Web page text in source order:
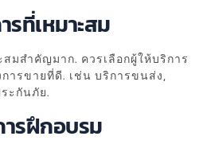
รที่เหมาะสม
สมสำคัญมาก. ควรเลือกผู้ให้บริการ
ารขายที่ดี. เช่น บริการขนส่ง,
ะกันภัย.
รฝึกอบรม